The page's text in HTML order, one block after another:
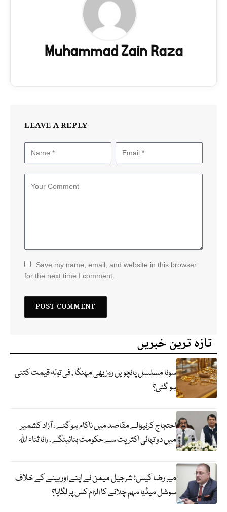
Muhammad Zain Raza
LEAVE A REPLY
Save my name, email, and website in this browser
for the next time I comment.
تازہ ترین خبریں
سونا مسلسل پانچویں روز بھی مہنگا ، فی تولہ قیمت کتنی
ہو گئی؟
احتجاج کرنیوالے مقاصد میں ناکام ہو گئے ، آزاد کشمیر
میں دو تہائی اکثریت سے حکومت بنائینگے ، رانا ثناء اللہ
میر رضا کیس؛ شرجیل میمن نے اپنے اور بیٹے کے خلاف
سوشل میڈیا مہم چلانے کا الزام کس پر لگایا؟